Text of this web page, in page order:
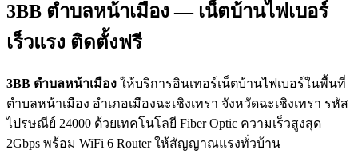
3BB ตำบลหน้าเมือง — เน็ตบ้านไฟเบอร์
เร็วแรง ติดตั้งฟรี
3BB ตำบลหน้าเมือง ให้บริการอินเทอร์เน็ตบ้านไฟเบอร์ในพื้นที่
ตำบลหน้าเมือง อำเภอเมืองฉะเชิงเทรา จังหวัดฉะเชิงเทรา รหัส
ไปรษณีย์ 24000 ด้วยเทคโนโลยี Fiber Optic ความเร็วสูงสุด
2Gbps พร้อม WiFi 6 Router ให้สัญญาณแรงทั่วบ้าน